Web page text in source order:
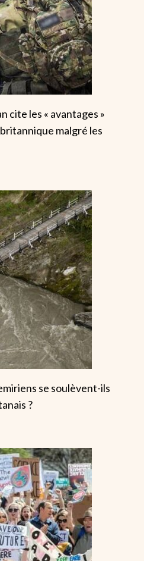
Des
Saisissants
ParAlice
10 octobre 2022
cite les « avantages »
malgré les
se soulèvent-ils
?